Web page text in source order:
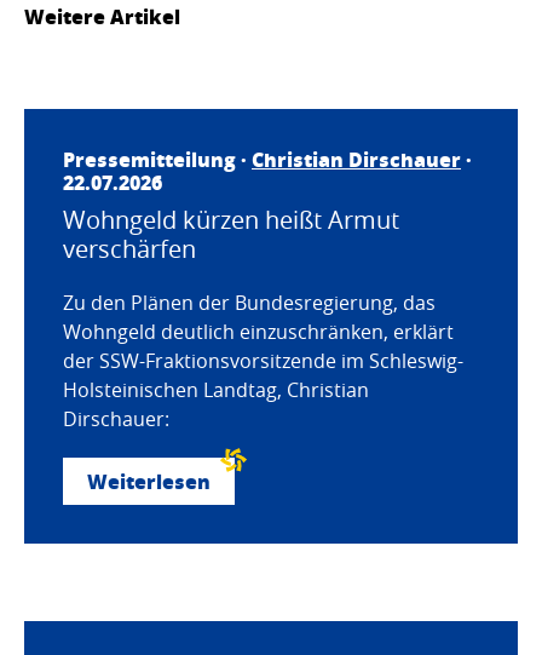
Weitere Artikel
Pressemitteilung · Christian Dirschauer·
22.07.2026
Wohngeld kürzen heißt Armut
verschärfen
Zu den Plänen der Bundesregierung, das
Wohngeld deutlich einzuschränken, erklärt
der SSW-Fraktionsvorsitzende im Schleswig-
Holsteinischen Landtag, Christian
Dirschauer:
Weiterlesen